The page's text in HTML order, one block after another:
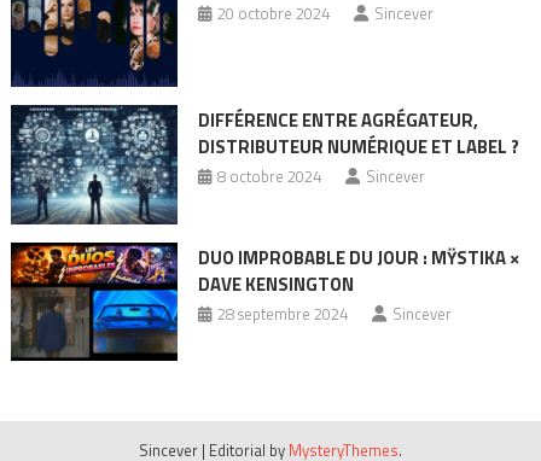
20 octobre 2024 Sincever
DIFFÉRENCE ENTRE AGRÉGATEUR,
DISTRIBUTEUR NUMÉRIQUE ET LABEL ?
8 octobre 2024 Sincever
DUO IMPROBABLE DU JOUR : MŸSTIKA ×
DAVE KENSINGTON
28 septembre 2024 Sincever
Sincever | Editorial by MysteryThemes.